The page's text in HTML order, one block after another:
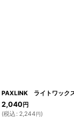
PAXLINK ライトワッ
2,040 円
(税込 : 2,244円)